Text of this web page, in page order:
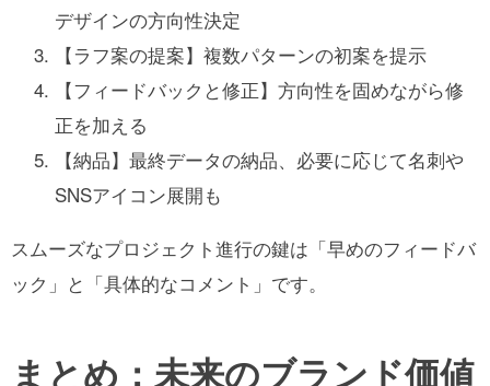
デザインの方向性決定
【ラフ案の提案】複数パターンの初案を提示
【フィードバックと修正】方向性を固めながら修
正を加える
【納品】最終データの納品、必要に応じて名刺や
SNSアイコン展開も
スムーズなプロジェクト進行の鍵は「早めのフィードバ
ック」と「具体的なコメント」です。
まとめ：未来のブランド価値